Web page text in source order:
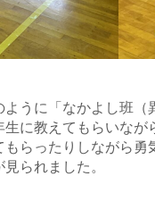
うに「なかよし班（
に教えてもらいなが
らったりしながら
られました。